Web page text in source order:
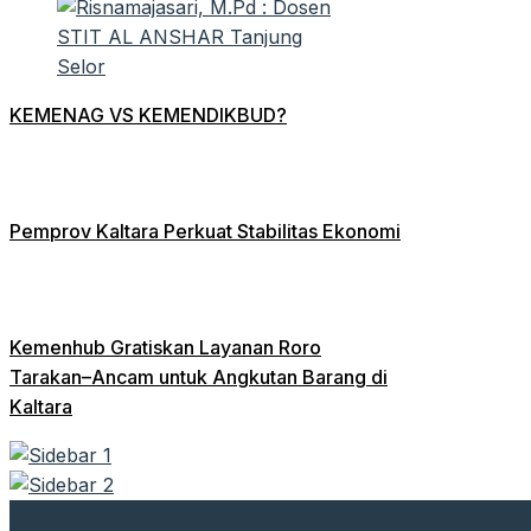
KEMENAG VS KEMENDIKBUD?
Pemprov Kaltara Perkuat Stabilitas Ekonomi
Kemenhub Gratiskan Layanan Roro
Tarakan–Ancam untuk Angkutan Barang di
Kaltara